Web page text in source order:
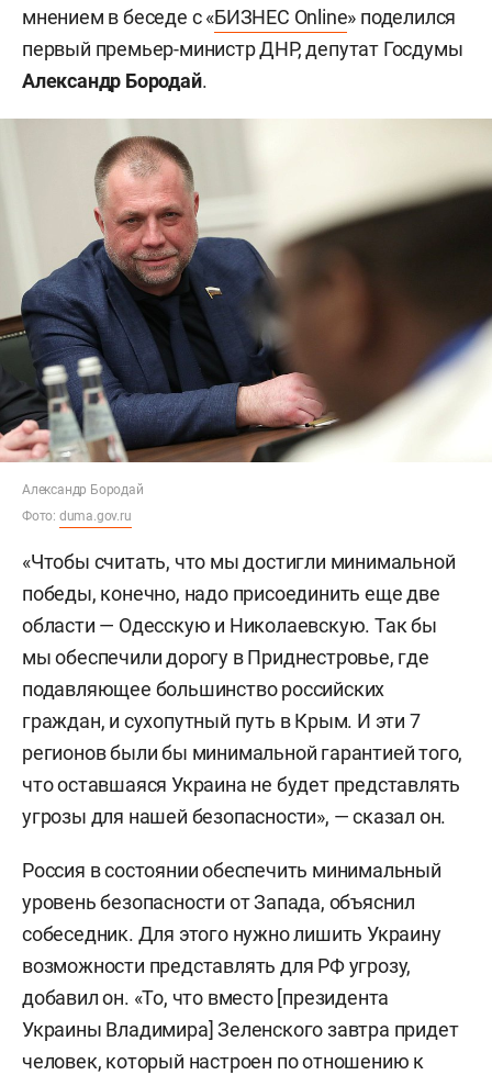
мнением в беседе с «БИЗНЕС Online» поделился
первый премьер-министр ДНР, депутат Госдумы
Александр Бородай.
Александр Бородай
Фото: duma.gov.ru
«Чтобы считать, что мы достигли минимальной
победы, конечно, надо присоединить еще две
области — Одесскую и Николаевскую. Так бы
мы обеспечили дорогу в Приднестровье, где
подавляющее большинство российских
граждан, и сухопутный путь в Крым. И эти 7
регионов были бы минимальной гарантией того,
что оставшаяся Украина не будет представлять
угрозы для нашей безопасности», — сказал он.
Россия в состоянии обеспечить минимальный
уровень безопасности от Запада, объяснил
собеседник. Для этого нужно лишить Украину
возможности представлять для РФ угрозу,
добавил он. «То, что вместо [президента
Украины Владимира] Зеленского завтра придет
человек, который настроен по отношению к